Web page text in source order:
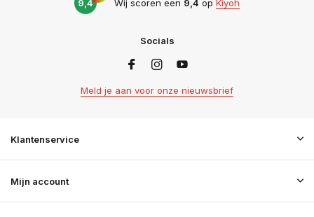
9,4 Wij scoren een 9,4 op Kiyoh
Socials
Meld je aan voor onze nieuwsbrief
Klantenservice
Mijn account